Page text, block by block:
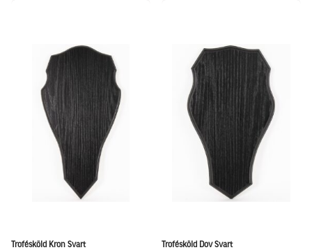
Trofésköld Kron Svart Trofésköld Dov Svart